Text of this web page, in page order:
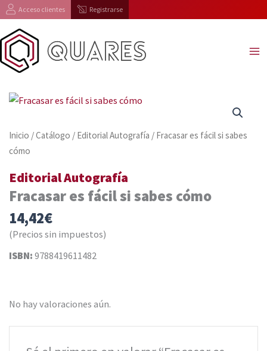
al
contenido
Acceso clientes Registrarse
Inicio /Catálogo / Editorial Autografía / Fracasar es fácil si sabes
cómo
Editorial Autografía
Fracasar es fácil si sabes cómo
14,42€
(Precios sin impuestos)
ISBN: 9788419611482
No hay valoraciones aún.